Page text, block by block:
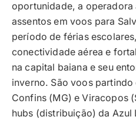
oportunidade, a operadora
assentos em voos para
período de férias
conectividade aérea e
na capital baiana e seu
inverno. São voos
Confins (MG) e Viracopos
hubs (distribuição) da Azul